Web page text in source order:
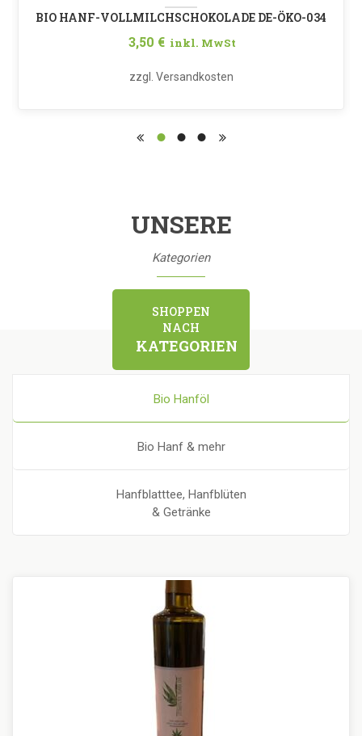
zzgl. Versandkosten
BIO HANF-VOLLMILCHSCHOKOLADE DE-ÖKO-034
3,50 € inkl. MwSt
UNSERE
Kategorien
SHOPPEN
NACH
KATEGORIEN
Bio Hanföl
Bio Hanf & mehr
Hanfblatttee, Hanfblüten
& Getränke